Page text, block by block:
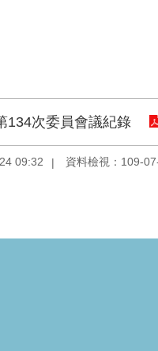
134次委員會議紀錄
09:32 資料檢視：109-